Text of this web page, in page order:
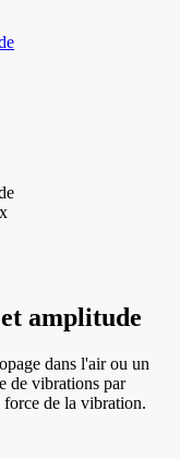
amplitude
dans l'air ou un
de vibrations par
force de la vibration.